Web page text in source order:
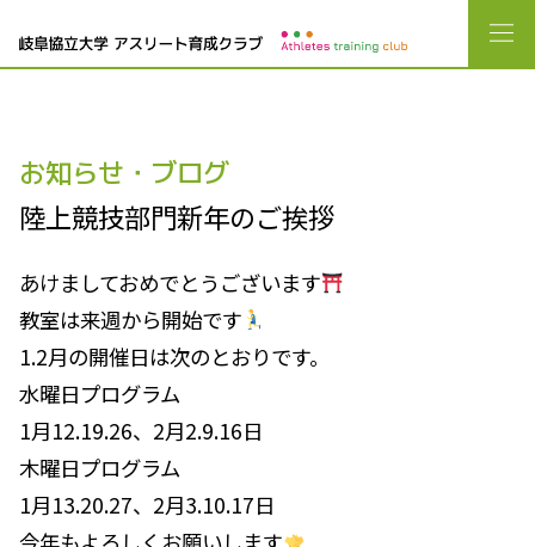
お知らせ・ブログ
陸上競技部門新年のご挨拶
あけましておめでとうございます
教室は来週から開始です
1.2月の開催日は次のとおりです。
水曜日プログラム
1月12.19.26、2月2.9.16日
木曜日プログラム
1月13.20.27、2月3.10.17日